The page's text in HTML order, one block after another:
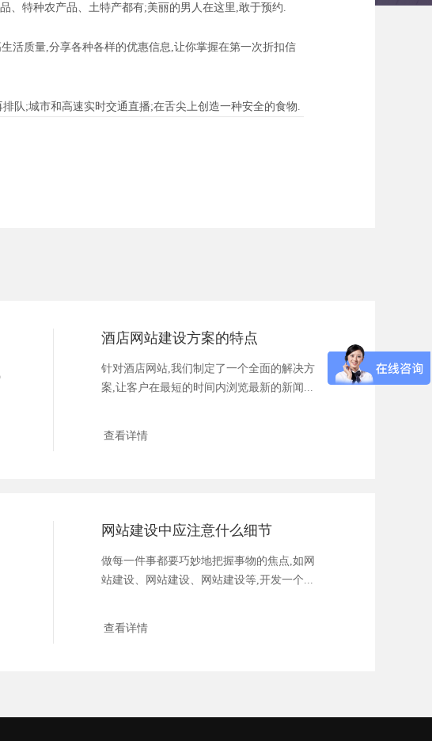
特种农产品、土特产都有;美丽的男人在这里,敢于预约.
活质量,分享各种各样的优惠信息,让你掌握在第一次折扣信
队;城市和高速实时交通直播;在舌尖上创造一种安全的食物.
酒店网站建设方案的特点
针对酒店网站,我们制定了一个全面的解决方
案,让客户在最短的时间内浏览最新的新闻...
查看详情
网站建设中应注意什么细节
做每一件事都要巧妙地把握事物的焦点,如网
站建设、网站建设、网站建设等,开发一个...
查看详情